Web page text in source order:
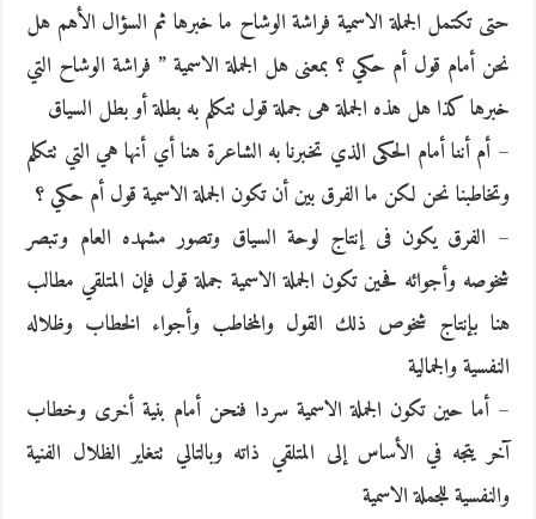
حتى تكتمل الجملة الاسمية فراشة الوشاح ما خبرها ثم السؤال الأهم هل
نحن أمام قول أم حكي ؟ بمعنى هل الجملة الاسمية ” فراشة الوشاح التي
خبرها كذا هل هذه الجملة هى جملة قول تتكلم به بطلة أو بطل السياق
– أم أننا أمام الحكى الذي تخبرنا به الشاعرة هنا أي أنها هي التي تتكلم
وتخاطبنا نحن لكن ما الفرق بين أن تكون الجملة الاسمية قول أم حكي ؟
– الفرق يكون فى إنتاج لوحة السياق وتصور مشهده العام وتبصر
شخوصه وأجوائه فحين تكون الجملة الاسمية جملة قول فإن المتلقي مطالب
هنا بإنتاج شخوص ذلك القول والمخاطب وأجواء الخطاب وظلاله
النفسية والجمالية
– أما حين تكون الجملة الاسمية سردا فنحن أمام بنية أخرى وخطاب
آخر يتجه في الأساس إلى المتلقي ذاته وبالتالي تتغاير الظلال الفنية
والنفسية للجملة الاسمية